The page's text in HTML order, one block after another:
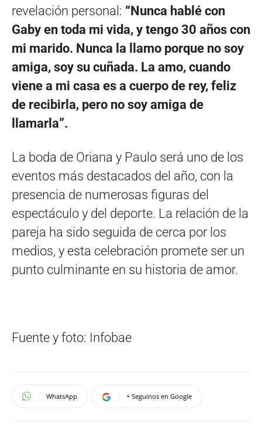
revelación personal: “Nunca hablé con
Gaby en toda mi vida, y tengo 30 años con
mi marido. Nunca la llamo porque no soy
amiga, soy su cuñada. La amo, cuando
viene a mi casa es a cuerpo de rey, feliz
de recibirla, pero no soy amiga de
llamarla”.
La boda de Oriana y Paulo será uno de los
eventos más destacados del año, con la
presencia de numerosas figuras del
espectáculo y del deporte. La relación de la
pareja ha sido seguida de cerca por los
medios, y esta celebración promete ser un
punto culminante en su historia de amor.
Fuente y foto: Infobae
WhatsApp + Seguinos en Google